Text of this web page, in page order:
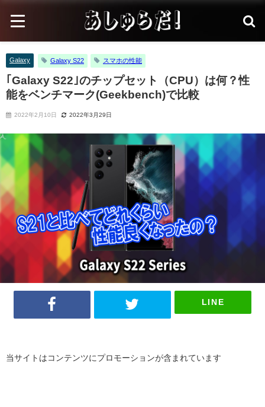
Galaxy Galaxy S22 スマホの性能
｢Galaxy S22｣のチップセット（CPU）は何？性
能をベンチマーク(Geekbench)で比較
2022年2月10日 2022年3月29日
LINE
当サイトはコンテンツにプロモーションが含まれています